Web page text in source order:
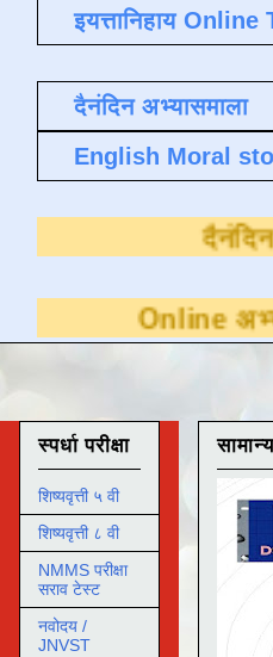
इयत्तानिहाय Online
दैनंदिन अभ्यासमाला
English Moral
दिनांक 31
स्पर्धा परीक्षा
शिष्यवृत्ती ५ वी
शिष्यवृत्ती ८ वी
NMMS परीक्षा
सराव टेस्ट
नवोदय /
JNVST